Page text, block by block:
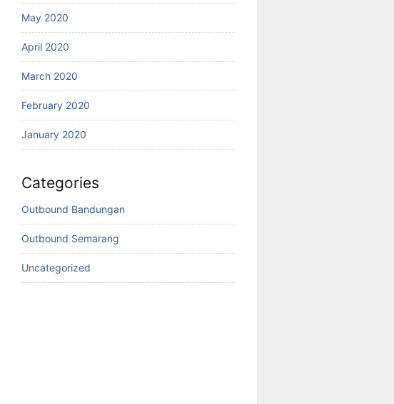
May 2020
April 2020
March 2020
February 2020
January 2020
Categories
Outbound Bandungan
Outbound Semarang
Uncategorized